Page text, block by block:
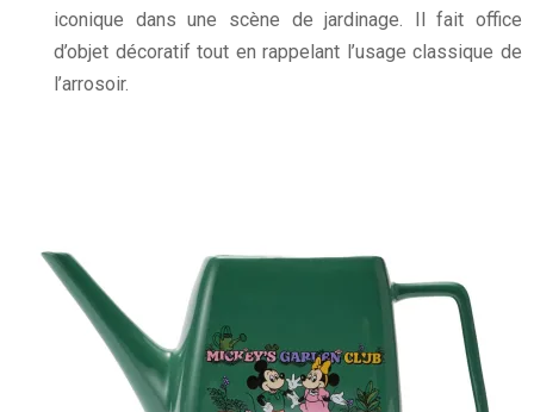
iconique dans une scène de jardinage. Il fait office
d’objet décoratif tout en rappelant l’usage classique de
l’arrosoir.